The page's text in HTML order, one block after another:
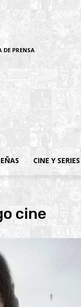
DE PRENSA
CINE Y SERIES
cine